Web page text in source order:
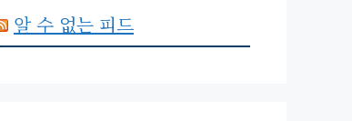
알 수 없는 피드